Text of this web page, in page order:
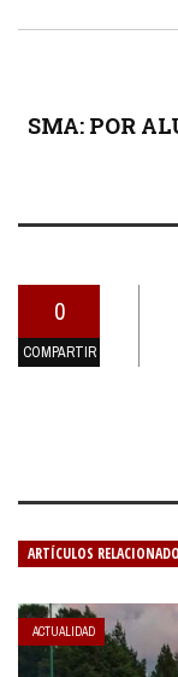
SMA: POR
0
COMPARTIR
ARTÍCULOS
ACTUALIDAD